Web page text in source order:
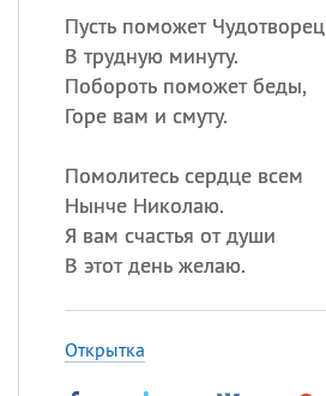
Пусть поможет Чудотворец
В трудную минуту.
Побороть поможет беды,
Горе вам и смуту.
Помолитесь сердце всем
Нынче Николаю.
Я вам счастья от души
В этот день желаю.
Открытка